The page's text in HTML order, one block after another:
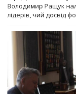
Володимир Ращук
лідерів, чий досвід